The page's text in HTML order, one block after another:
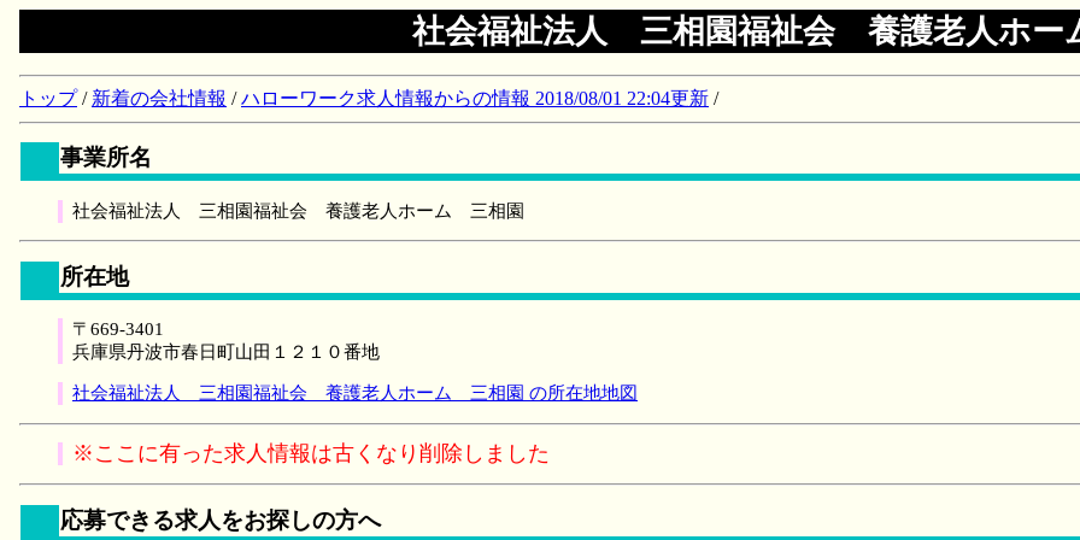
社会福祉法人 三相園福祉会 養護老人ホ
トップ/ 新着の会社情報 /ハローワーク求人情報からの情報 2018/08/01 22:04更新 /
事業所名
社会福祉法人 三相園福祉会 養護老人ホーム 三相園
所在地
〒669-3401
兵庫県丹波市春日町山田１２１０番地
社会福祉法人 三相園福祉会 養護老人ホーム 三相園 の所在地地図
※ここに有った求人情報は古くなり削除しました
応募できる求人をお探しの方へ